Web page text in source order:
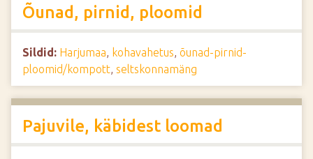
Õunad, pirnid, ploomid
Sildid: Harjumaa, kohavahetus, õunad-pirnid-
ploomid/kompott, seltskonnamäng
Pajuvile, käbidest loomad